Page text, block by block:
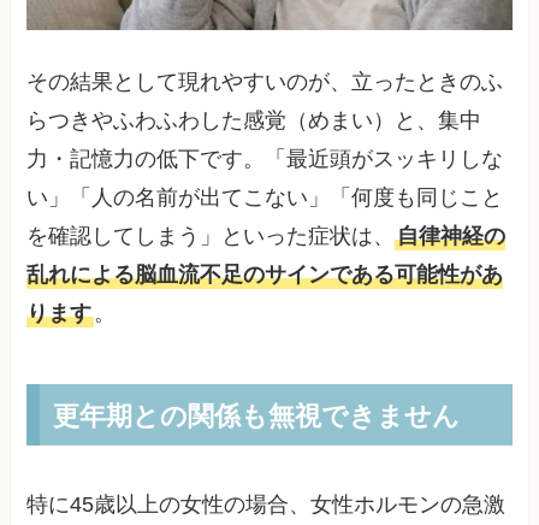
その結果として現れやすいのが、立ったときのふ
らつきやふわふわした感覚（めまい）と、集中
力・記憶力の低下です。「最近頭がスッキリしな
い」「人の名前が出てこない」「何度も同じこと
を確認してしまう」といった症状は、自律神経の
乱れによる脳血流不足のサインである可能性があ
ります。
更年期との関係も無視できません
特に45歳以上の女性の場合、女性ホルモンの急激